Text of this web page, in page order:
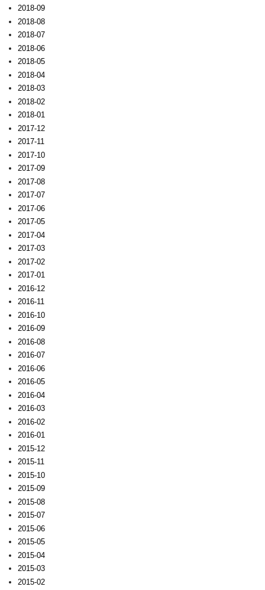
2018-09
2018-08
2018-07
2018-06
2018-05
2018-04
2018-03
2018-02
2018-01
2017-12
2017-11
2017-10
2017-09
2017-08
2017-07
2017-06
2017-05
2017-04
2017-03
2017-02
2017-01
2016-12
2016-11
2016-10
2016-09
2016-08
2016-07
2016-06
2016-05
2016-04
2016-03
2016-02
2016-01
2015-12
2015-11
2015-10
2015-09
2015-08
2015-07
2015-06
2015-05
2015-04
2015-03
2015-02